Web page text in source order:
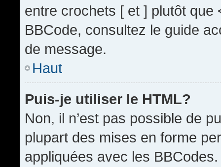
entre crochets [ et ] plutôt que
BBCode, consultez le guide
de message.
Haut
Puis-je utiliser le HTML?
Non, il n’est pas possible de
plupart des mises en forme
appliquées avec les BBCodes.